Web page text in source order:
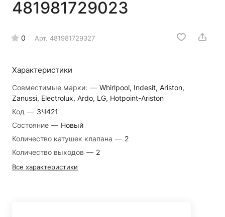
481981729023
0 Арт. 481981729327
Характеристики
Совместимые марки: — Whirlpool, Indesit, Ariston,
Zanussi, Electrolux, Ardo, LG, Hotpoint-Ariston
Код — ЗЧ421
Состояние — Новый
Количество катушек клапана — 2
Количество выходов — 2
Все характеристики